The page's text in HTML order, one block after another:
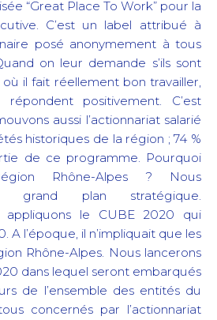
“Great Place To Work” pour la
C’est un label attribué à
posé anonymement à tous
on leur demande s’ils sont
il fait réellement bon travailler,
positivement. C’est
aussi l’actionnariat salarié
historiques de la région ; 74 %
de ce programme. Pourquoi
Rhône-Alpes ? Nous
grand plan stratégique.
appliquons le CUBE 2020 qui
A l’époque, il n’impliquait que les
Rhône-Alpes. Nous lancerons
dans lequel seront embarqués
de l’ensemble des entités du
concernés par l’actionnariat